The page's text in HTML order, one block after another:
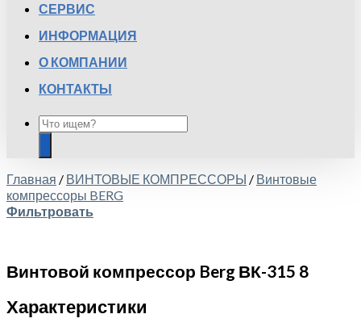
СЕРВИС
ИНФОРМАЦИЯ
О КОМПАНИИ
КОНТАКТЫ
Главная / ВИНТОВЫЕ КОМПРЕССОРЫ / Винтовые
компрессоры BERG
Фильтровать
Винтовой компрессор Berg ВК-315 8
Характеристики